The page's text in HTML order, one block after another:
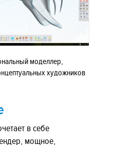
моделлер,
художников
в себе
мощное,